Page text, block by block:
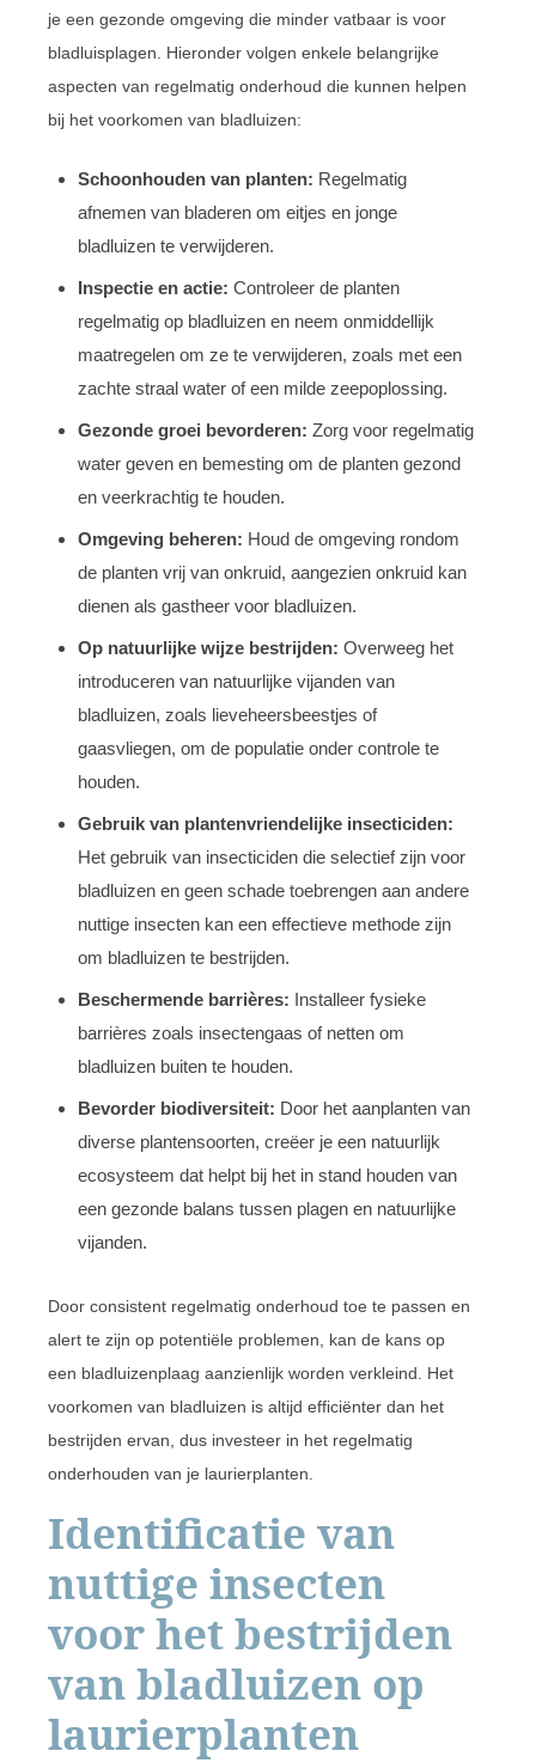
je een gezonde omgeving die minder vatbaar is voor
bladluisplagen. Hieronder volgen enkele belangrijke
aspecten van regelmatig onderhoud die kunnen helpen
bij het voorkomen van bladluizen:
Schoonhouden van planten: Regelmatig
afnemen van bladeren om eitjes en jonge
bladluizen te verwijderen.
Inspectie en actie: Controleer de planten
regelmatig op bladluizen en neem onmiddellijk
maatregelen om ze te verwijderen, zoals met een
zachte straal water of een milde zeepoplossing.
Gezonde groei bevorderen: Zorg voor regelmatig
water geven en bemesting om de planten gezond
en veerkrachtig te houden.
Omgeving beheren: Houd de omgeving rondom
de planten vrij van onkruid, aangezien onkruid kan
dienen als gastheer voor bladluizen.
Op natuurlijke wijze bestrijden: Overweeg het
introduceren van natuurlijke vijanden van
bladluizen, zoals lieveheersbeestjes of
gaasvliegen, om de populatie onder controle te
houden.
Gebruik van plantenvriendelijke insecticiden:
Het gebruik van insecticiden die selectief zijn voor
bladluizen en geen schade toebrengen aan andere
nuttige insecten kan een effectieve methode zijn
om bladluizen te bestrijden.
Beschermende barrières: Installeer fysieke
barrières zoals insectengaas of netten om
bladluizen buiten te houden.
Bevorder biodiversiteit: Door het aanplanten van
diverse plantensoorten, creëer je een natuurlijk
ecosysteem dat helpt bij het in stand houden van
een gezonde balans tussen plagen en natuurlijke
vijanden.
Door consistent regelmatig onderhoud toe te passen en
alert te zijn op potentiële problemen, kan de kans op
een bladluizenplaag aanzienlijk worden verkleind. Het
voorkomen van bladluizen is altijd efficiënter dan het
bestrijden ervan, dus investeer in het regelmatig
onderhouden van je laurierplanten.
Identificatie van
nuttige insecten
voor het bestrijden
van bladluizen op
laurierplanten